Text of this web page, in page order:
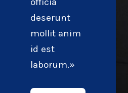
deserunt
mollit anim
id est
laborum.»